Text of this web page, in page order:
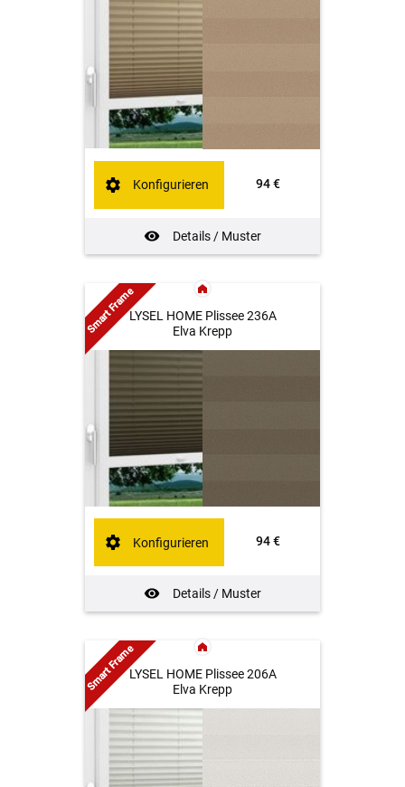
94 €
Details / Muster
Konfigurieren
LYSEL HOME Plissee 236A
Elva Krepp
94 €
Details / Muster
Konfigurieren
Smart Frame
LYSEL HOME Plissee 206A
Elva Krepp
Smart Frame